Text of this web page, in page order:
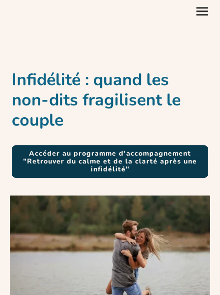
Infidélité : quand les
non-dits fragilisent le
couple
Accéder au programme d'accompagnement
"Retrouver du calme et de la clarté après une
infidélité"